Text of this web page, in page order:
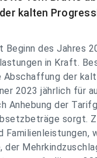
kalten
Beginn des Jahres
in Kraft.
der
2023 jährlich für
Anhebung der
sorgt.
Familienleistungen,
der